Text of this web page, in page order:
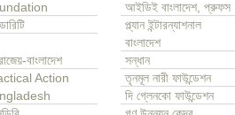
আইডিই বাংলাদেশ, প্রুফস
প্ল্যান ইন্টারন্যাশনাল
বাংলাদেশ
বাংলাদেশ
সন্ধান
Action
তৃনমূল নারী ফাউন্ডেশন
দি গ্লেনকো ফাউন্ডেশন